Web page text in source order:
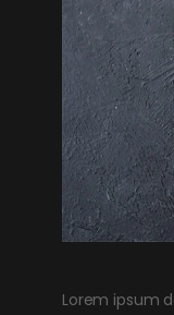
Lorem ipsum